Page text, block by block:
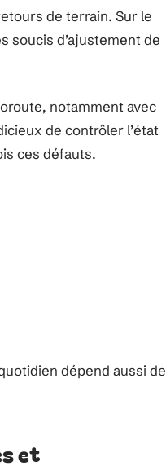
de terrain. Sur le
soucis d’ajustement de
notamment avec
de contrôler l’état
ces défauts.
dépend aussi de
et